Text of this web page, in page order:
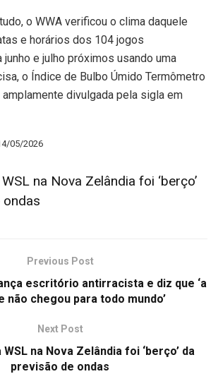
o WWA verificou o clima daquele
e horários dos 104 jogos
junho e julho próximos usando uma
o Índice de Bulbo Úmido Termômetro
amplamente divulgada pela sigla em
05/2026
na Nova Zelândia foi ‘berço’
ondas
Previous Post
escritório antirracista e diz que ‘a
não chegou para todo mundo’
Next Post
na Nova Zelândia foi ‘berço’ da
previsão de ondas